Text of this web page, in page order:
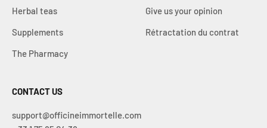
Herbal teas
Supplements
The Pharmacy
Give us your opinion
Rétractation du contrat
CONTACT US
support@officineimmortelle.com